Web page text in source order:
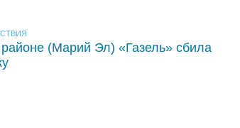
(Марий Эл) «Газель» сбила